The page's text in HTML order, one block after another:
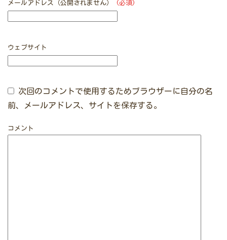
メールアドレス（公開されません） (必須)
ウェブサイト
次回のコメントで使用するためブラウザーに自分の名
前、メールアドレス、サイトを保存する。
コメント